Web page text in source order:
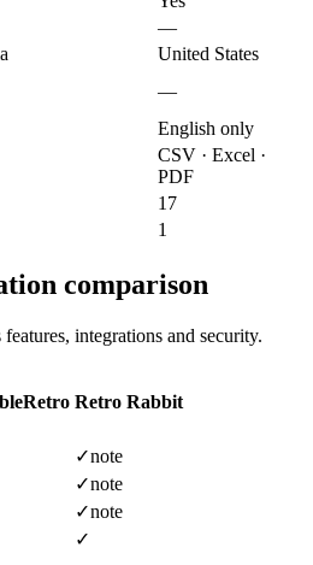
—
United States
—
English only
CSV · Excel ·
PDF
17
1
comparison
integrations and security.
Retro Rabbit
✓note
✓note
✓note
✓